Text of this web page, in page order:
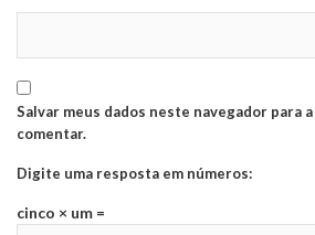
Salvar meus dados neste navegador para
comentar.
Digite uma resposta em números:
cinco × um =